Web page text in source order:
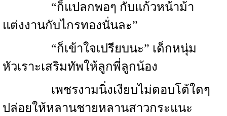
“ก็แปลกพอๆ กับแก้วหน้าม้า
แต่งงานกับไกรทองนั่นละ”
“ก็เข้าใจเปรียบนะ” เด็กหนุ่ม
หัวเราะเสริมทัพให้ลูกพี่ลูกน้อง
เพชรงามนิ่งเงียบไม่ตอบโต้ใดๆ
ปล่อยให้หลานชายหลานสาวกระแนะ